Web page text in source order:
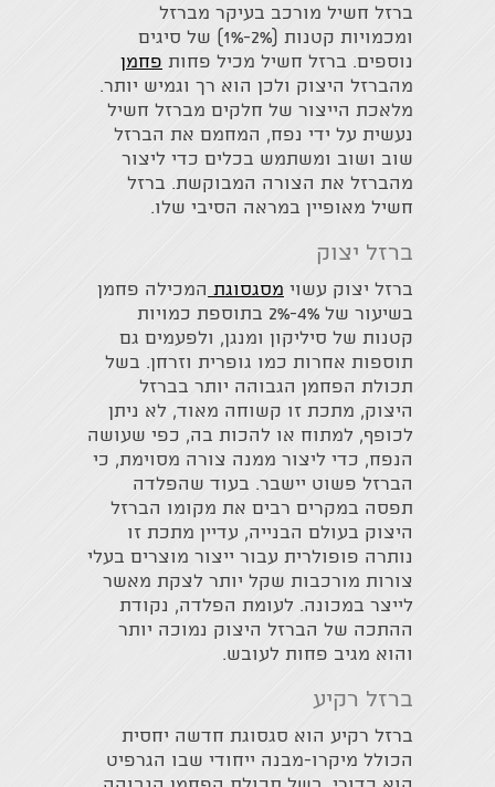
ברזל חשיל מורכב בעיקר מברזל
ומכמויות קטנות (2%-1%) של סיגים
נוספים. ברזל חשיל מכיל פחות פחמן
מהברזל היצוק ולכן הוא רך וגמיש יותר.
מלאכת הייצור של חלקים מברזל חשיל
נעשית על ידי נפח, המחמם את הברזל
שוב ושוב ומשתמש בכלים כדי ליצור
מהברזל את הצורה המבוקשת. ברזל
חשיל מאופיין במראה הסיבי שלו.
ברזל יצוק
ברזל יצוק עשוי מסגסוגת המכילה פחמן
בשיעור של 4%-2% בתוספת כמויות
קטנות של סיליקון ומנגן, ולפעמים גם
תוספות אחרות כמו גופרית וזרחן. בשל
תכולת הפחמן הגבוהה יותר בברזל
היצוק, מתכת זו קשוחה מאוד, לא ניתן
לכופף, למתוח או להכות בה, כפי שעושה
הנפח, כדי ליצור ממנה צורה מסוימת, כי
הברזל פשוט יישבר. בעוד שהפלדה
תפסה במקרים רבים את מקומו הברזל
היצוק בעולם הבנייה, עדיין מתכת זו
נותרה פופולרית עבור ייצור מוצרים בעלי
צורות מורכבות שקל יותר לצקת מאשר
לייצר במכונה. לעומת הפלדה, נקודת
ההתכה של הברזל היצוק נמוכה יותר
והוא מגיב פחות לעובש.
ברזל רקיע
ברזל רקיע הוא סגסוגת חדשה יחסית
הכולל מיקרו-מבנה ייחודי שבו הגרפיט